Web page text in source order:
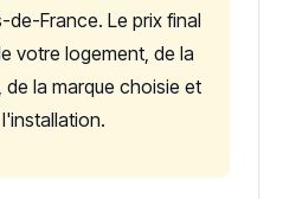
de-France. Le prix final
votre logement, de la
la marque choisie et